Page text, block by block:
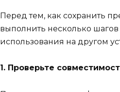
Перед тем, как сохранить
выполнить несколько
использования на другом
1. Проверьте